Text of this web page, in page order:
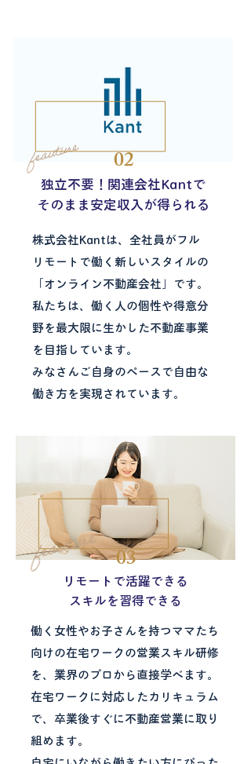
02
株式会社Kantは、全社員がフル
リモートで働く新しいスタイルの
「オンライン不動産会社」です。
私たちは、働く人の個性や得意分
野を最大限に生かした不動産事業
を目指しています。
みなさんご自身のペースで自由な
働き方を実現されています。
独立不要！関連会社Kantで
​そのまま安定収入が得られる
リモートで活躍できる
スキルを習得できる
03
働く女性やお子さんを持つママたち
向けの在宅ワークの営業スキル研修
を、業界のプロから直接学べます。
在宅ワークに対応したカリキュラム
で、卒業後すぐに不動産営業に取り
組めます。